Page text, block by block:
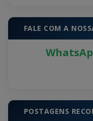
FALE COM A
POSTAGENS